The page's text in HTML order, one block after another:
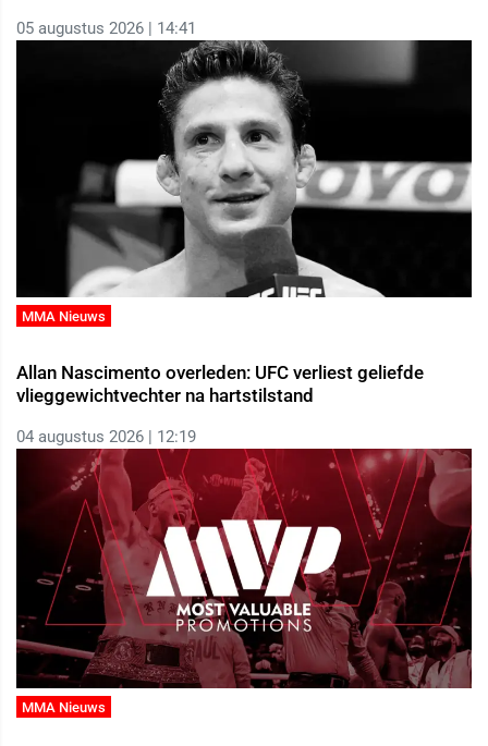
05 augustus 2026 | 14:41
MMA Nieuws
Allan Nascimento overleden: UFC verliest geliefde
vlieggewichtvechter na hartstilstand
04 augustus 2026 | 12:19
MMA Nieuws